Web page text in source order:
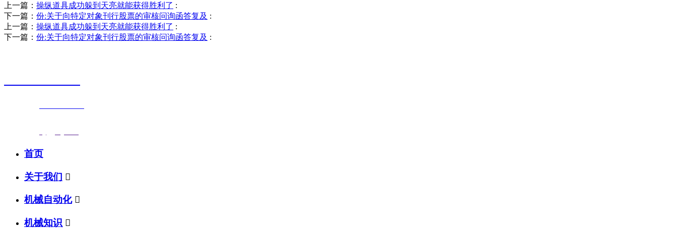
上一篇： 操纵道具成功躲到天亮就能获得胜利了 :
下一篇： 份:关于向特定对象刊行股票的审核问询函答复及 :
上一篇： 操纵道具成功躲到天亮就能获得胜利了 :
下一篇： 份:关于向特定对象刊行股票的审核问询函答复及 :
首页
关于我们 
机械自动化 
机械知识 